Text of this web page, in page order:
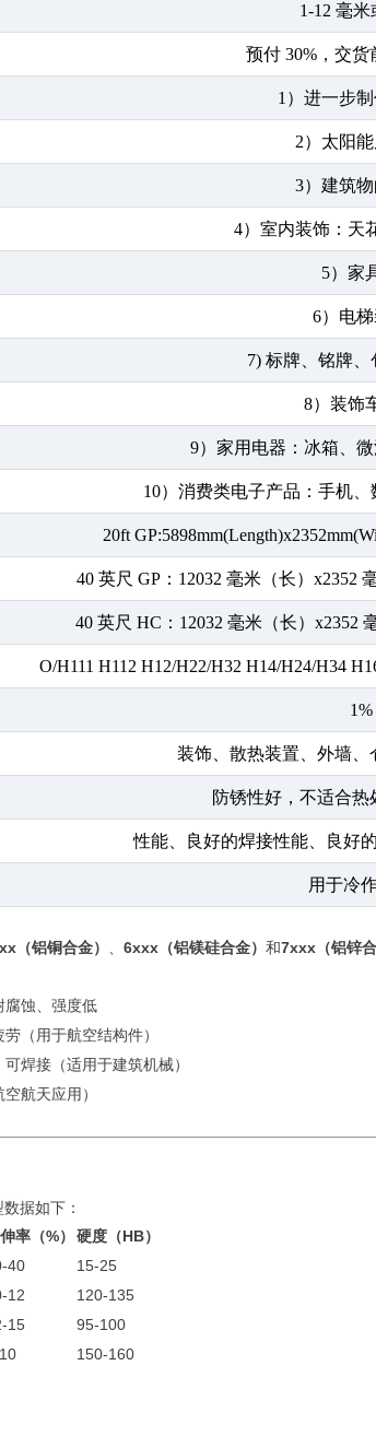
1-12 毫米
预付 30%，交货
1）进一步制
2）太阳
3）建筑
4）室内装饰：天
5）家
6）电
7) 标牌、铭牌、
8）装饰
9）家用电器：冰箱、
10）消费类电子产品：手机、
20ft
40 英尺 GP：12032 毫米（长）x2352
40 英尺 HC：12032 毫米（长）x2352
O/H111 H112 H12/H22/H32 H14/H24/H34
1%
装饰、散热装置、外墙、
防锈性好，不适合
性能、良好的焊接性能、良好
用于冷
（铝铜合金） 、 6xxx（铝镁硅合金） 和7xxx（铝锌合
腐蚀、强度低
（用于航空结构件）
焊接（适用于建筑机械）
航天应用）
据如下：
率（%）
硬度（HB）
40
15-25
12
120-135
15
95-100
150-160